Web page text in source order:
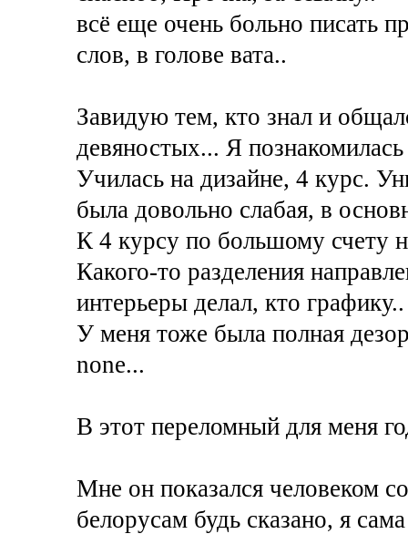
всё еще очень больно писать
слов, в голове вата..
Завидую тем, кто знал и
девяностых... Я
Училась на дизайне, 4 курс.
была довольно слабая, в
К 4 курсу по большому счету
Какого-то разделения
интерьеры делал, кто графику..
У меня тоже была полная
none...
В этот переломный для меня
Мне он показался человеком
белорусам будь сказано, я